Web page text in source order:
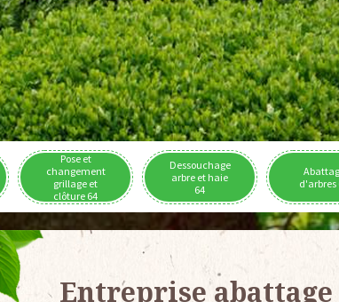
Pose et
changement
grillage et
clôture 64
Dessouchage
arbre et haie
64
d'arbres
Entreprise